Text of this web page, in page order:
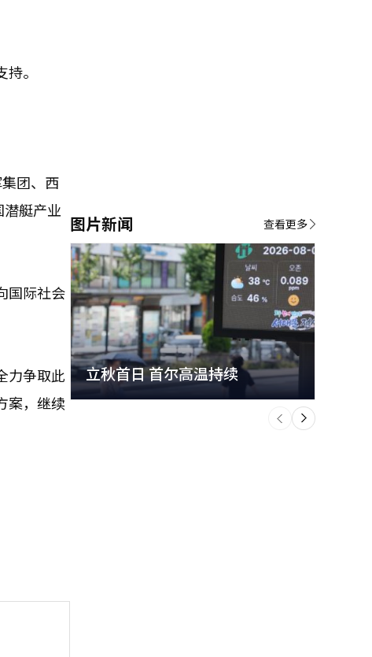
。
团、西
艇产业
国际社会
力争取此
案，继续
图片新闻
立秋首日 首尔高温持续
下
一
个
查看更多